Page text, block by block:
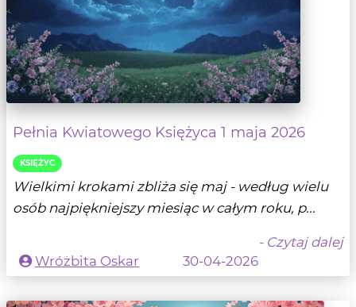
Pełnia Kwiatowego Księżyca 1 maja 2026
KSIĘŻYC
Wielkimi krokami zbliża się maj - według wielu
osób najpiękniejszy miesiąc w całym roku, p...
- Czytaj dalej
Wróżbita Oskar
30-04-2026